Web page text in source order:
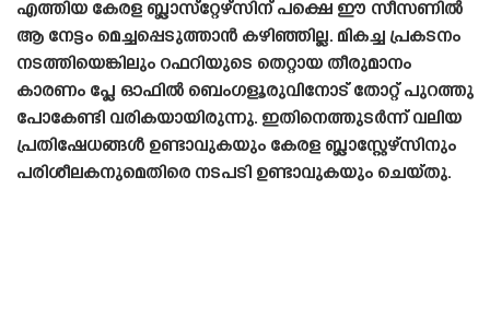
എത്തിയ കേരള ബ്ലാസ്‌റ്റേഴ്‌സിന് പക്ഷെ ഈ സീസണിൽ
ആ നേട്ടം മെച്ചപ്പെടുത്താൻ കഴിഞ്ഞില്ല. മികച്ച പ്രകടനം
നടത്തിയെങ്കിലും റഫറിയുടെ തെറ്റായ തീരുമാനം
കാരണം പ്ലേ ഓഫിൽ ബെംഗളൂരുവിനോട് തോറ്റ് പുറത്തു
പോകേണ്ടി വരികയായിരുന്നു. ഇതിനെത്തുടർന്ന് വലിയ
പ്രതിഷേധങ്ങൾ ഉണ്ടാവുകയും കേരള ബ്ലാസ്റ്റേഴ്‌സിനും
പരിശീലകനുമെതിരെ നടപടി ഉണ്ടാവുകയും ചെയ്‌തു.